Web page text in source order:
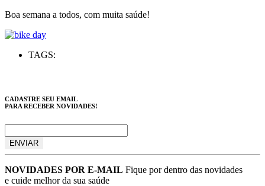
Boa semana a todos, com muita saúde!
TAGS:
CADASTRE SEU EMAIL
PARA RECEBER NOVIDADES!
NOVIDADES POR E-MAIL Fique por dentro das novidades
e cuide melhor da sua saúde